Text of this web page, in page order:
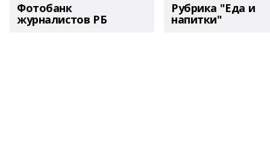
Фотобанк
журналистов РБ
Рубрика "Еда и
напитки"